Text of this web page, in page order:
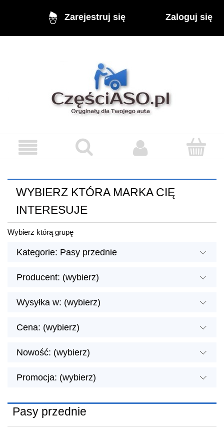
Zarejestruj się Zaloguj się
WYBIERZ KTÓRA MARKA CIĘ
INTERESUJE
Wybierz którą grupę
Kategorie: Pasy przednie
Producent: (wybierz)
Wysyłka w: (wybierz)
Cena: (wybierz)
Nowość: (wybierz)
Promocja: (wybierz)
Pasy przednie